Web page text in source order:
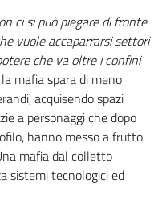
ci si può piegare di fronte
vuole accaparrarsi settori
che va oltre i confini
mafia spara di meno
acquisendo spazi
a personaggi che dopo
hanno messo a frutto
mafia dal colletto
sistemi tecnologici ed